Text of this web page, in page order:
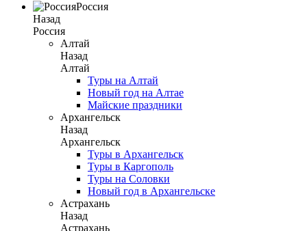
Россия
Назад
Россия
Алтай
Назад
Алтай
Туры на Алтай
Новый год на Алтае
Майские праздники
Архангельск
Назад
Архангельск
Туры в Архангельск
Туры в Каргополь
Туры на Соловки
Новый год в Архангельске
Астрахань
Назад
Астрахань